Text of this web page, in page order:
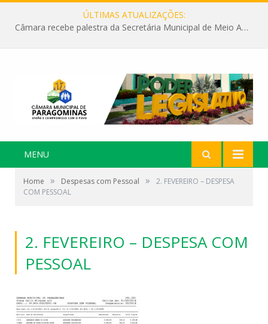
ÚLTIMAS ATUALIZAÇÕES:
Câmara recebe palestra da Secretária Municipal de Meio Ambiente sobre as ações da “SEMANA DO MEIO AMBIENTE”
MENU
Home » Despesas com Pessoal »
2. FEVEREIRO – DESPESA
COM PESSOAL
2. FEVEREIRO – DESPESA COM
PESSOAL